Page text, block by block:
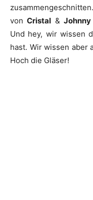
vonCristal &
Und hey, wir wissen
hast. Wir wissen aber
Hoch die Gläser!